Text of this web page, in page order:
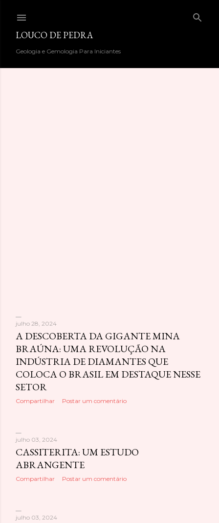
LOUCO DE PEDRA
Geologia e Gemologia Para Iniciantes
P
o
s
t
g
e
n
julho 28, 2024
A DESCOBERTA DA GIGANTE MINA
BRAÚNA: UMA REVOLUÇÃO NA
INDÚSTRIA DE DIAMANTES QUE
COLOCA O BRASIL EM DESTAQUE NESSE
SETOR
Compartilhar Postar um comentário
julho 03, 2024
CASSITERITA: UM ESTUDO
ABRANGENTE
Compartilhar Postar um comentário
julho 03, 2024